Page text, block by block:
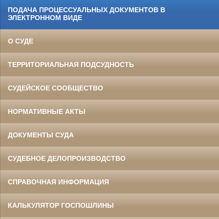
ПОДАЧА ПРОЦЕССУАЛЬНЫХ ДОКУМЕНТОВ В
ЭЛЕКТРОННОМ ВИДЕ
О СУДЕ
ТЕРРИТОРИАЛЬНАЯ ПОДСУДНОСТЬ
СУДЕЙСКОЕ СООБЩЕСТВО
НОРМАТИВНЫЕ АКТЫ
ДОКУМЕНТЫ СУДА
СУДЕБНОЕ ДЕЛОПРОИЗВОДСТВО
СПРАВОЧНАЯ ИНФОРМАЦИЯ
КАЛЬКУЛЯТОР ГОСПОШЛИНЫ